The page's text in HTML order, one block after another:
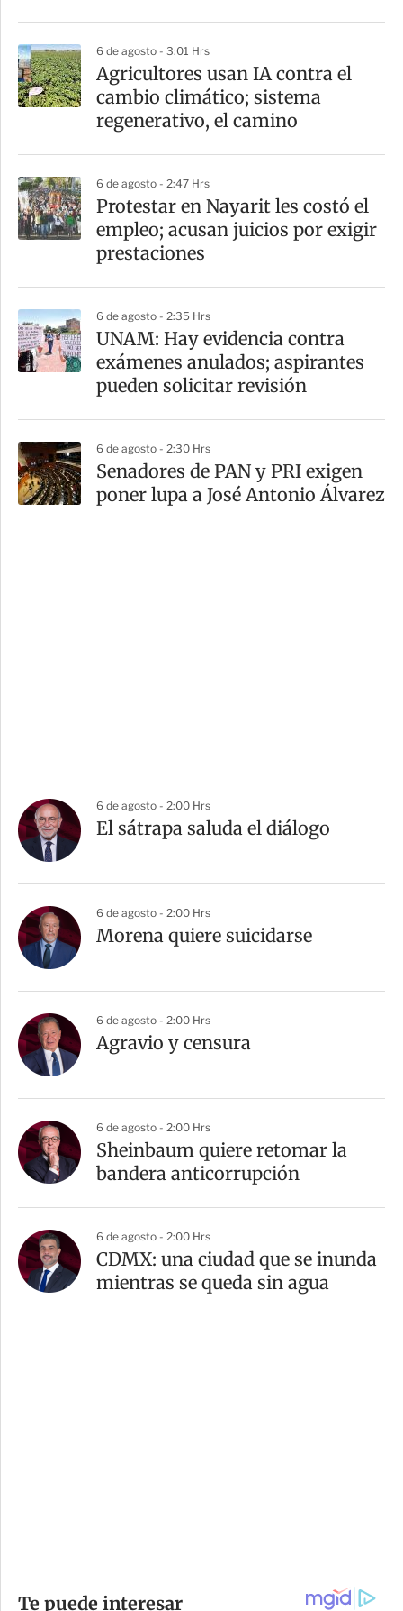
6 de agosto - 3:01 Hrs
Agricultores usan IA contra el
cambio climático; sistema
regenerativo, el camino
6 de agosto - 2:47 Hrs
Protestar en Nayarit les costó el
empleo; acusan juicios por exigir
prestaciones
6 de agosto - 2:35 Hrs
UNAM: Hay evidencia contra
exámenes anulados; aspirantes
pueden solicitar revisión
6 de agosto - 2:30 Hrs
Senadores de PAN y PRI exigen
poner lupa a José Antonio Álvarez
6 de agosto - 2:00 Hrs
El sátrapa saluda el diálogo
6 de agosto - 2:00 Hrs
Morena quiere suicidarse
6 de agosto - 2:00 Hrs
Agravio y censura
6 de agosto - 2:00 Hrs
Sheinbaum quiere retomar la
bandera anticorrupción
6 de agosto - 2:00 Hrs
CDMX: una ciudad que se inunda
mientras se queda sin agua